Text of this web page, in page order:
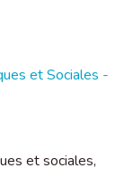
et Sociales -
et sociales,